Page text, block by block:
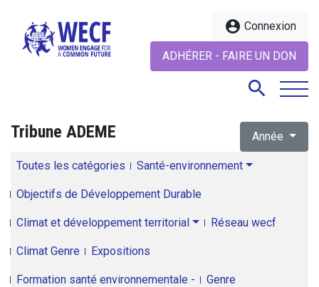
account_circle Connexion
ADHÉRER - FAIRE UN DON
search
Tribune ADEME Année
Toutes les catégories Santé-environnement
Objectifs de Développement Durable
Climat et développement territorial Réseau wecf
Climat Genre Expositions
Formation santé environnementale - Genre